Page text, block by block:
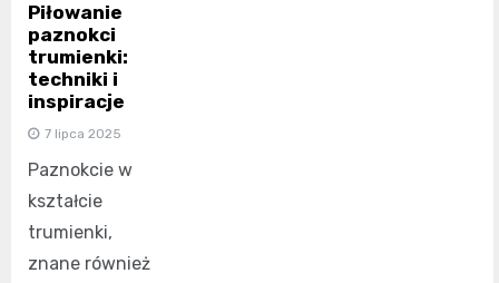
Piłowanie
paznokci
trumienki:
techniki i
inspiracje
7 lipca 2025
Paznokcie w
kształcie
trumienki,
znane również